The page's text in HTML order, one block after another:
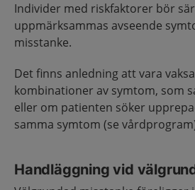
Individer med riskfaktorer bör
uppmärksammas avseende
misstanke.
Det finns anledning att vara
kombinationer av symtom, som
eller om patienten söker
samma symtom (se
Handläggning vid